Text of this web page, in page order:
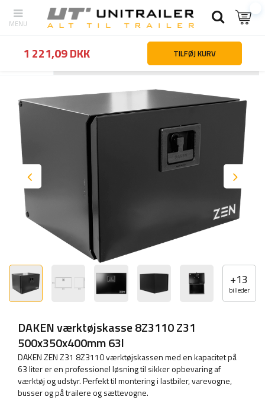
Lastsikring Værktøjskasser og beholdere
+13
billeder
DAKEN værktøjskasse 8Z3110 Z31
500x350x400mm 63l
DAKEN ZEN Z31 8Z3110 værktøjskassen med en kapacitet på
63 liter er en professionel løsning til sikker opbevaring af
værktøj og udstyr. Perfekt til montering i lastbiler, varevogne,
busser og på trailere og sættevogne.
1 221,09 DKK TILFØJ KURV